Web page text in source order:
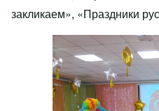
закликаем», «Праздники